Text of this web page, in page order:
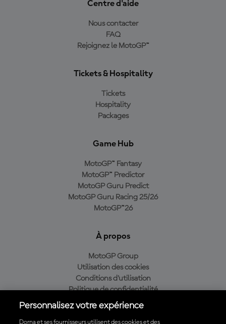
Centre d'aide
Nous contacter
FAQ
Rejoignez le MotoGP™
Tickets & Hospitality
Tickets
Hospitality
Packages
Game Hub
MotoGP™ Fantasy
MotoGP™ Predictor
MotoGP Guru Predict
MotoGP Guru Racing 25/26
MotoGP™26
À propos
MotoGP Group
Utilisation des cookies
Conditions d'utilisation
Politique de confidentialité
Politique d’achat
Personnalisez votre expérience
Dorna et ses fournisseurs utilisent des cookies et des